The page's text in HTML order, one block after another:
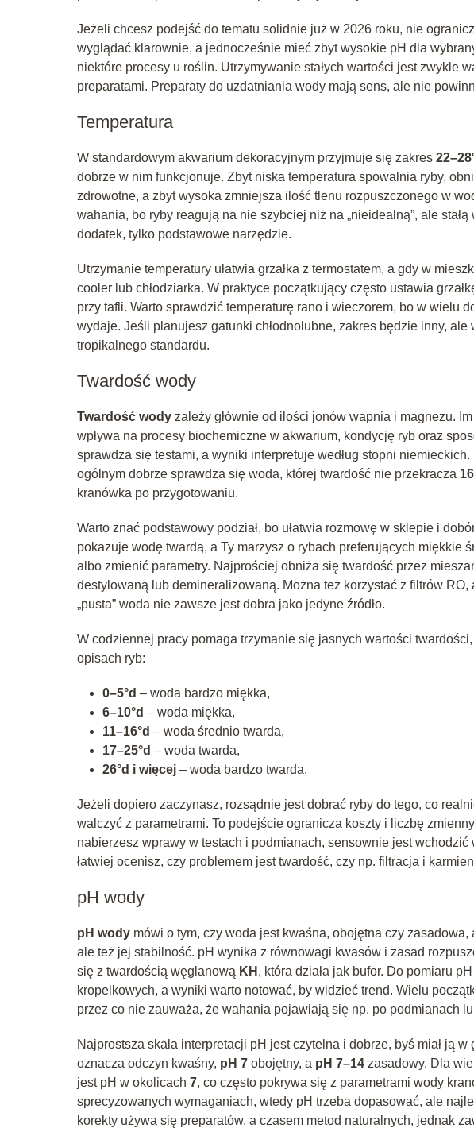
Jeżeli chcesz podejść do tematu solidnie już w 2026 roku, nie
wyglądać klarownie, a jednocześnie mieć zbyt wysokie pH dla
niektóre procesy u roślin. Utrzymywanie stałych wartości jest zwykle
preparatami. Preparaty do uzdatniania wody mają sens, ale nie
Temperatura
W standardowym akwarium dekoracyjnym przyjmuje się zakres
dobrze w nim funkcjonuje. Zbyt niska temperatura spowalnia ryby,
zdrowotne, a zbyt wysoka zmniejsza ilość tlenu rozpuszczonego w
wahania, bo ryby reagują na nie szybciej niż na „nieidealną”, ale
dodatek, tylko podstawowe narzędzie.
Utrzymanie temperatury ułatwia grzałka z termostatem, a gdy w
cooler lub chłodziarka. W praktyce początkujący często ustawia
przy tafli. Warto sprawdzić temperaturę rano i wieczorem, bo w wielu
wydaje. Jeśli planujesz gatunki chłodnolubne, zakres będzie inny,
tropikalnego standardu.
Twardość wody
Twardość wody zależy głównie od ilości jonów wapnia i magnezu.
wpływa na procesy biochemiczne w akwarium, kondycję ryb oraz
sprawdza się testami, a wyniki interpretuje według stopni
ogólnym dobrze sprawdza się woda, której twardość nie przekracza
kranówka po przygotowaniu.
Warto znać podstawowy podział, bo ułatwia rozmowę w sklepie i
pokazuje wodę twardą, a Ty marzysz o rybach preferujących miękkie
albo zmienić parametry. Najprościej obniża się twardość przez
destylowaną lub demineralizowaną. Można też korzystać z filtrów
„pusta” woda nie zawsze jest dobra jako jedyne źródło.
W codziennej pracy pomaga trzymanie się jasnych wartości
opisach ryb:
0–5°d – woda bardzo miękka,
6–10°d – woda miękka,
11–16°d – woda średnio twarda,
17–25°d – woda twarda,
26°d i więcej – woda bardzo twarda.
Jeżeli dopiero zaczynasz, rozsądnie jest dobrać ryby do tego, co
walczyć z parametrami. To podejście ogranicza koszty i liczbę
nabierzesz wprawy w testach i podmianach, sensownie jest
łatwiej ocenisz, czy problemem jest twardość, czy np. filtracja i
pH wody
pH wody mówi o tym, czy woda jest kwaśna, obojętna czy
ale też jej stabilność. pH wynika z równowagi kwasów i zasad
się z twardością węglanową KH , która działa jak bufor. Do pomiaru
kropelkowych, a wyniki warto notować, by widzieć trend. Wielu
przez co nie zauważa, że wahania pojawiają się np. po podmianach
Najprostsza skala interpretacji pH jest czytelna i dobrze, byś miał ją w
oznacza odczyn kwaśny, pH 7 obojętny, a pH 7–14 zasadowy. Dla
jest pH w okolicach 7, co często pokrywa się z parametrami wody
sprecyzowanych wymaganiach, wtedy pH trzeba dopasować, ale
korekty używa się preparatów, a czasem metod naturalnych, jednak